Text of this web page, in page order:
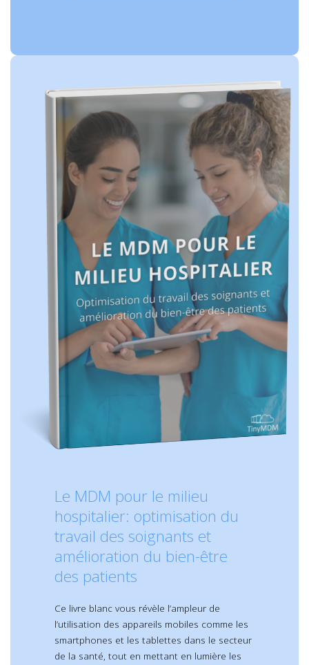
Le MDM pour le milieu
hospitalier: optimisation du
travail des soignants et
amélioration du bien-être
des patients
Ce livre blanc vous révèle l’ampleur de
l’utilisation des appareils mobiles comme les
smartphones et les tablettes dans le secteur
de la santé, tout en mettant en lumière les